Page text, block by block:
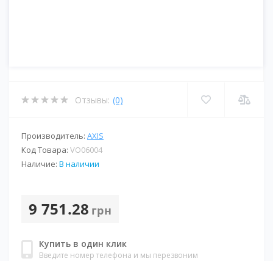
Отзывы: (0)
Производитель: AXIS
Код Товара: VO06004
Наличие: В наличии
9 751.28 грн
Купить в один клик
Введите номер телефона и мы перезвоним